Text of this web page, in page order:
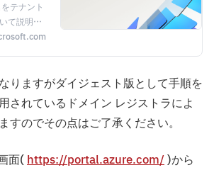
テナント
て説明し
ja-jp/azure/active-directory/
りますがダイジェスト版として手順を
されているドメイン レジストラによ
すのでその点はご了承ください。
面(https://portal.azure.com/)から